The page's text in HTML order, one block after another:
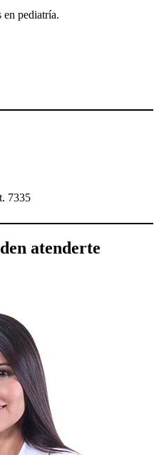
en pediatría.
7335
atenderte